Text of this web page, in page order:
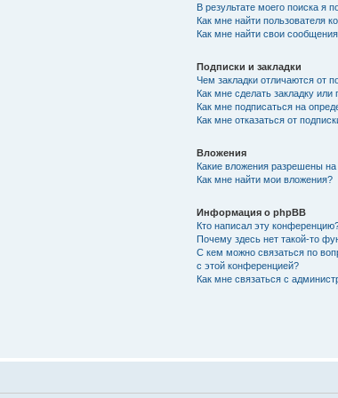
В результате моего поиска я
Как мне найти пользователя
Как мне найти свои
Подписки и закладки
Чем закладки отличаются от
Как мне сделать закладку
Как мне подписаться на
Как мне отказаться от
Вложения
Какие вложения разрешены
Как мне найти мои вложения?
Информация о phpBB
Кто написал эту
Почему здесь нет такой-то
С кем можно связаться по
с этой конференцией?
Как мне связаться с